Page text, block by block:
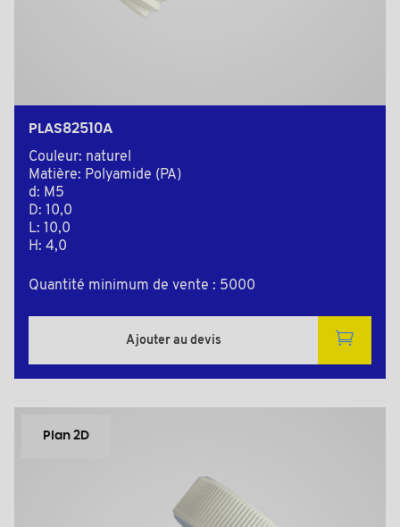
PLAS82510A
Couleur: naturel
Matière: Polyamide (PA)
d: M5
D: 10,0
L: 10,0
H: 4,0
Quantité minimum de vente : 5000
Ajouter au devis
Plan 2D